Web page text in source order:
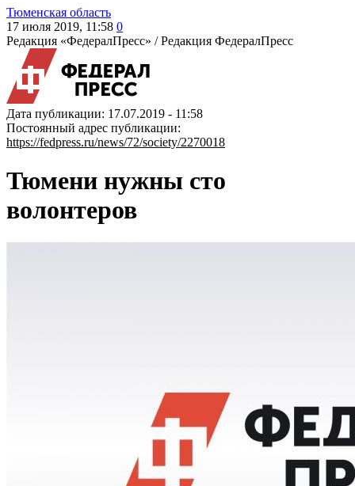
Тюменская область
17 июля 2019, 11:58 0
Редакция «ФедералПресс» /Редакция ФедералПресс
Дата публикации: 17.07.2019 - 11:58
Постоянный адрес публикации:
https://fedpress.ru/news/72/society/2270018
Тюмени нужны сто
волонтеров